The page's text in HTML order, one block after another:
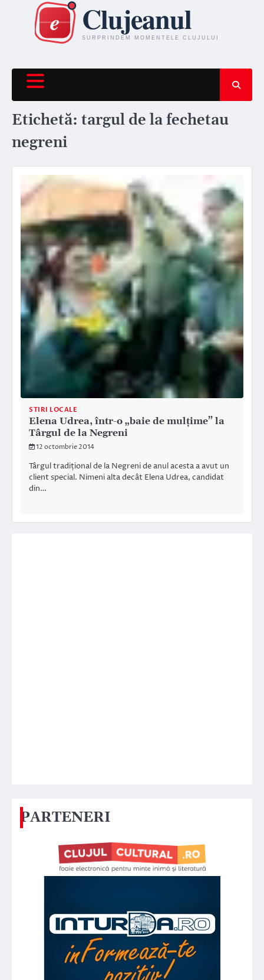
content
Etichetă: targul de la fechetau
negreni
STIRI LOCALE
Elena Udrea, într-o „baie de mulțime” la
Târgul de la Negreni
12 octombrie 2014
Târgul tradițional de la Negreni de anul acesta a avut un
client special. Nimeni alta decât Elena Udrea, candidat
din…
PARTENERI